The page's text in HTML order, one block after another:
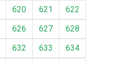
620 621
622
626 627
628
632 633
634